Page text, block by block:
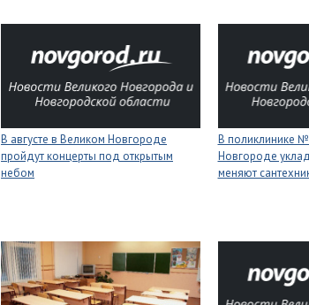
В августе в Великом Новгороде
пройдут концерты под открытым
небом
В поликлинике
Новгороде
меняют